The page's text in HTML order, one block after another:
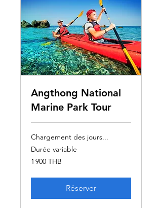
Angthong National
Marine Park Tour
Chargement des jours...
Durée variable
1 900
bahts
1 900 THB
Réserver